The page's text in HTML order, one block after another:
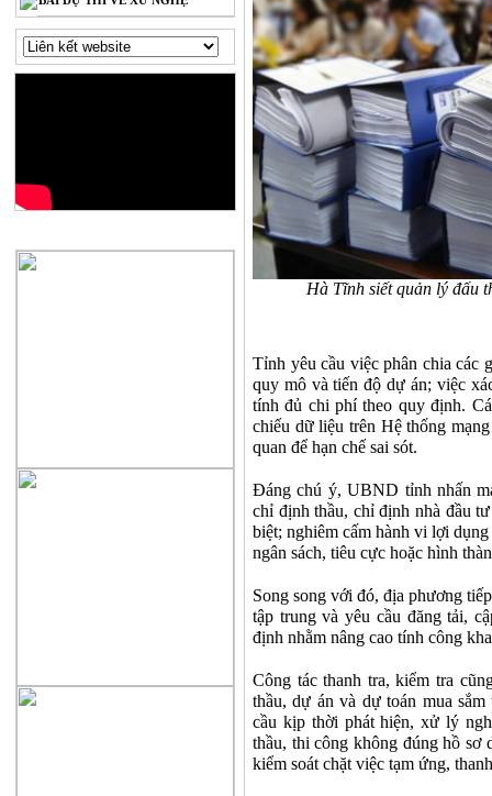
Hà Tĩnh siết quản lý đấu
Tỉnh yêu cầu việc phân chia các
quy mô và tiến độ dự án; việc
tính đủ chi phí theo quy định.
chiếu dữ liệu trên Hệ thống
quan để hạn chế sai sót.
Đáng chú ý, UBND tỉnh nhấn
chỉ định thầu, chỉ định nhà đầu
biệt; nghiêm cấm hành vi lợi
ngân sách, tiêu cực hoặc hình
Song song với đó, địa phương
tập trung và yêu cầu đăng tải,
định nhằm nâng cao tính công
Công tác thanh tra, kiểm tra
thầu, dự án và dự toán mua
cầu kịp thời phát hiện, xử lý
thầu, thi công không đúng hồ sơ
kiểm soát chặt việc tạm ứng,